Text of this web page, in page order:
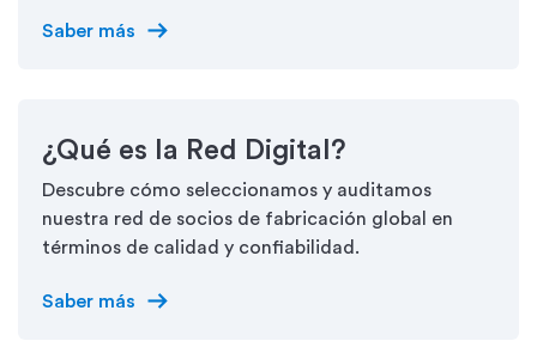
Saber más arrow_right_alt
¿Qué es la Red Digital?
Descubre cómo seleccionamos y auditamos
nuestra red de socios de fabricación global en
términos de calidad y confiabilidad.
Saber más arrow_right_alt